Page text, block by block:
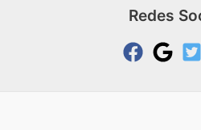
Redes